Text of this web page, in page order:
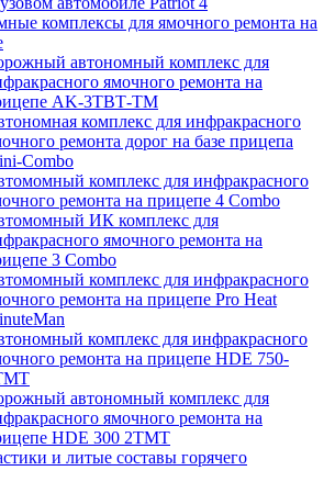
комплексы для ямочного ремонта на
автономный комплекс для
ямочного ремонта на
AK-3ТВТ-ТМ
комплекс для инфракрасного
ремонта дорог на базе прицепа
Combo
комплекс для инфракрасного
ремонта на прицепе 4 Combo
ИК комплекс для
ямочного ремонта на
3 Combo
комплекс для инфракрасного
ремонта на прицепе Pro Heat
комплекс для инфракрасного
ремонта на прицепе HDE 750-
автономный комплекс для
ямочного ремонта на
HDE 300 2TMT
и литые составы горячего